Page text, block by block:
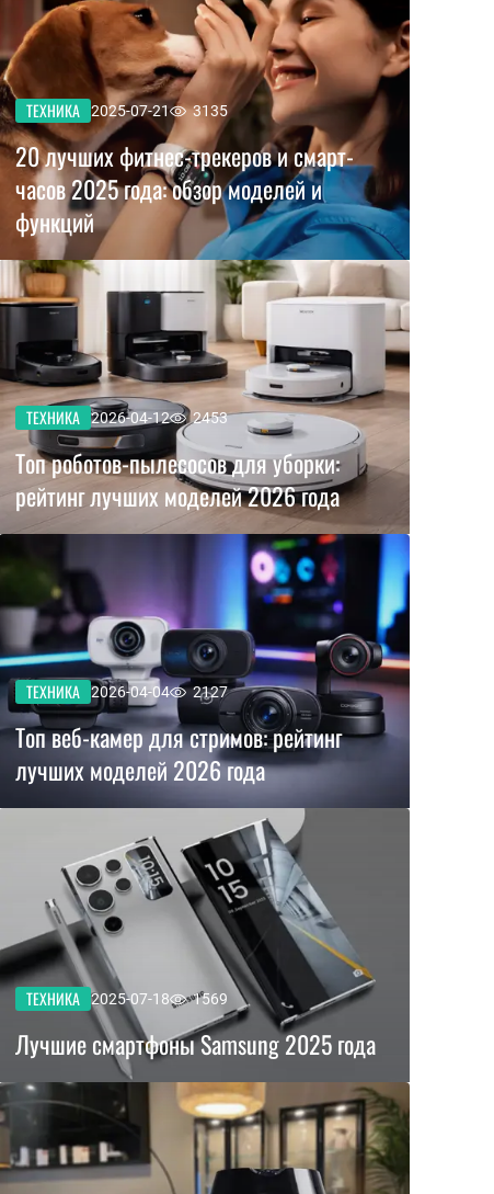
ТЕХНИКА 2025-07-21 3135
20 лучших фитнес-трекеров и смарт-
часов 2025 года: обзор моделей и
функций
ТЕХНИКА 2026-04-12 2453
Топ роботов-пылесосов для уборки:
рейтинг лучших моделей 2026 года
ТЕХНИКА 2026-04-04 2127
Топ веб-камер для стримов: рейтинг
лучших моделей 2026 года
ТЕХНИКА 2025-07-18 1569
Лучшие смартфоны Samsung 2025 года